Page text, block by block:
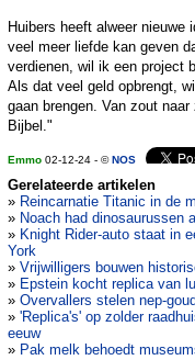
Huibers heeft alweer
veel meer liefde kan geven
verdienen, wil ik een project
Als dat veel geld opbrengt,
gaan brengen. Van zout
Bijbel."
Emmo 02-12-24 - ©NOS
Gerelateerde artikelen
» Reincarnatie Titanic in de
» Noach had dinosaurussen
» Knight Rider-auto staat in
York
» Vrijwilligers bouwen
» Epstein kocht replica van
» Overvallers stelen nep-
» 'Replica's' op zolder
eeuw
» Pak melk behoedt